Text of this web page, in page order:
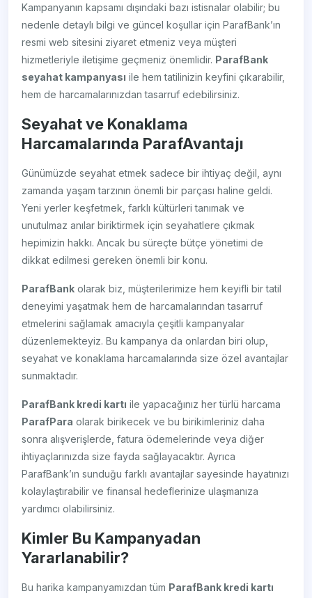
Kampanyanın kapsamı dışındaki bazı istisnalar olabilir; bu
nedenle detaylı bilgi ve güncel koşullar için ParafBank’ın
resmi web sitesini ziyaret etmeniz veya müşteri
hizmetleriyle iletişime geçmeniz önemlidir. ParafBank
seyahat kampanyası ile hem tatilinizin keyfini çıkarabilir,
hem de harcamalarınızdan tasarruf edebilirsiniz.
Seyahat ve Konaklama
Harcamalarında ParafAvantajı
Günümüzde seyahat etmek sadece bir ihtiyaç değil, aynı
zamanda yaşam tarzının önemli bir parçası haline geldi.
Yeni yerler keşfetmek, farklı kültürleri tanımak ve
unutulmaz anılar biriktirmek için seyahatlere çıkmak
hepimizin hakkı. Ancak bu süreçte bütçe yönetimi de
dikkat edilmesi gereken önemli bir konu.
ParafBank olarak biz, müşterilerimize hem keyifli bir tatil
deneyimi yaşatmak hem de harcamalarından tasarruf
etmelerini sağlamak amacıyla çeşitli kampanyalar
düzenlemekteyiz. Bu kampanya da onlardan biri olup,
seyahat ve konaklama harcamalarında size özel avantajlar
sunmaktadır.
ParafBank kredi kartı ile yapacağınız her türlü harcama
ParafPara olarak birikecek ve bu birikimleriniz daha
sonra alışverişlerde, fatura ödemelerinde veya diğer
ihtiyaçlarınızda size fayda sağlayacaktır. Ayrıca
ParafBank’ın sunduğu farklı avantajlar sayesinde hayatınızı
kolaylaştırabilir ve finansal hedeflerinize ulaşmanıza
yardımcı olabilirsiniz.
Kimler Bu Kampanyadan
Yararlanabilir?
Bu harika kampanyamızdan tüm ParafBank kredi kartı